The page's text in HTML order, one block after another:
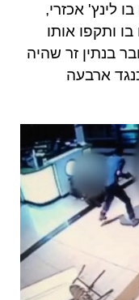
לינץ' אכזרי,
ותקפו אותו
בנתין זר שהיה
ארבעה